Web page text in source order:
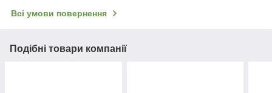
Всі умови повернення
Подібні товари компанії